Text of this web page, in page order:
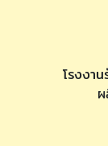
โรงงา